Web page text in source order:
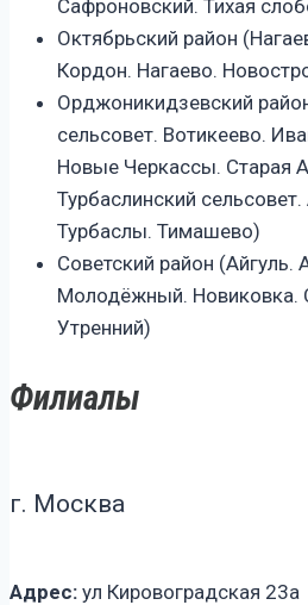
Сафроновский. Тихая
Октябрьский район
Кордон. Нагаево.
Орджоникидзевский
сельсовет. Вотикеево.
Новые Черкассы. Старая
Турбаслинский
Турбаслы. Тимашево)
Советский район (Айгуль.
Молодёжный. Новиковка.
Утренний)
Филиалы
г. Москва
Адрес: ул Кировоградская 23а